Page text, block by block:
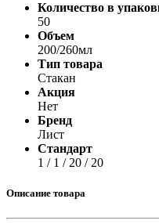
Количество в
50
Объем
200/260мл
Тип товара
Стакан
Акция
Нет
Бренд
Лист
Стандарт
1 / 1 / 20 / 20
Описание товара